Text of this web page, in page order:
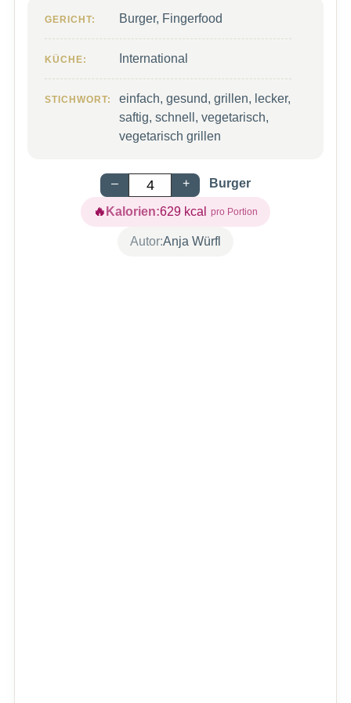
GERICHT: Burger, Fingerfood
KÜCHE: International
STICHWORT:
einfach, gesund, grillen, lecker,
saftig, schnell, vegetarisch,
vegetarisch grillen
– + Burger
Kalorien:629 kcal
Autor:Anja Würfl